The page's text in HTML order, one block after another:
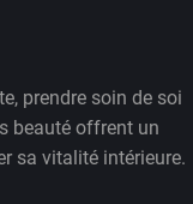
prendre soin de soi
beauté offrent un
sa vitalité intérieure.